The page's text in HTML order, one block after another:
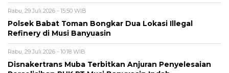
Rabu, 29 Juli 2026 - 15:50 WIB
Polsek Babat Toman Bongkar Dua Lokasi Illegal
Refinery di Musi Banyuasin
Rabu, 29 Juli 2026 - 10:18 WIB
Disnakertrans Muba Terbitkan Anjuran Penyelesaian